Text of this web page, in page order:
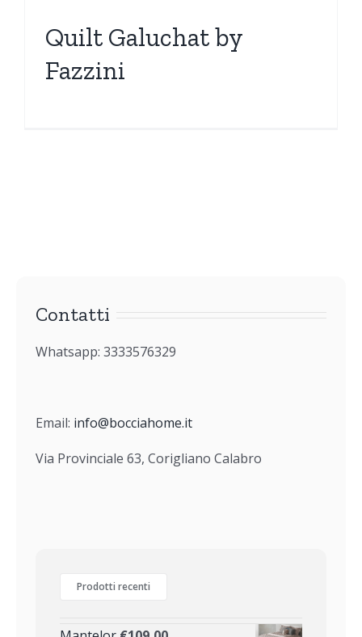
Quilt Galuchat by
Fazzini
Contatti
Whatsapp: 3333576329
Email: info@bocciahome.it
Via Provinciale 63, Corigliano Calabro
Prodotti recenti